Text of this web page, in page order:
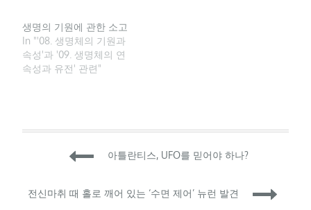
브루스 배너 박사는 실험
중 감마선에 노출된…
생명의 기원에 관한 소고
In "'08. 생명체의 기원과
속성'과 '09. 생명체의 연
속성과 유전' 관련"
Post
navigation
아틀란티스, UFO를 믿어야 하나?
전신마취 때 홀로 깨어 있는 ‘수면 제어’ 뉴런 발견